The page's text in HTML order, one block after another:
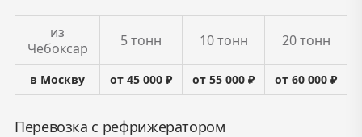
из
Чебоксар
5 тонн 10 тонн 20 тонн
в Москву от 45 000 ₽ от 55 000 ₽ от 60 000 ₽
Перевозка с рефрижератором